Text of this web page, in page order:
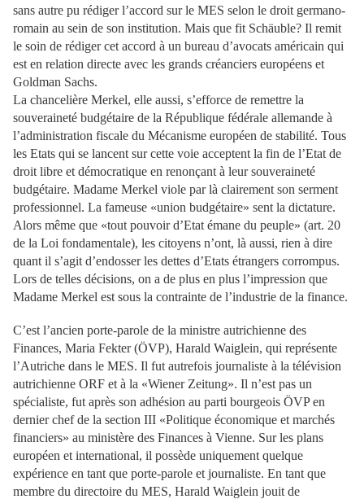
sans autre pu rédiger l’accord sur le MES selon le droit germano-
romain au sein de son institution. Mais que fit Schäuble? Il remit
le soin de rédiger cet accord à un bureau d’avocats américain qui
est en relation directe avec les grands créanciers européens et
Goldman Sachs.
La chancelière Merkel, elle aussi, s’efforce de remettre la
souveraineté budgétaire de la République fédérale allemande à
l’administration fiscale du Mécanisme européen de stabilité. Tous
les Etats qui se lancent sur cette voie acceptent la fin de l’Etat de
droit libre et démocratique en renonçant à leur souveraineté
budgétaire. Madame Merkel viole par là clairement son serment
professionnel. La fameuse «union budgétaire» sent la dictature.
Alors même que «tout pouvoir d’Etat émane du peuple» (art. 20
de la Loi fondamentale), les citoyens n’ont, là aussi, rien à dire
quant il s’agit d’endosser les dettes d’Etats étrangers corrompus.
Lors de telles décisions, on a de plus en plus l’impression que
Madame Merkel est sous la contrainte de l’industrie de la finance.
C’est l’ancien porte-parole de la ministre autrichienne des
Finances, Maria Fekter (ÖVP), Harald Waiglein, qui représente
l’Autriche dans le MES. Il fut autrefois journaliste à la télévision
autrichienne ORF et à la «Wiener Zeitung». Il n’est pas un
spécialiste, fut après son adhésion au parti bourgeois ÖVP en
dernier chef de la section III «Politique économique et marchés
financiers» au ministère des Finances à Vienne. Sur les plans
européen et international, il possède uniquement quelque
expérience en tant que porte-parole et journaliste. En tant que
membre du directoire du MES, Harald Waiglein jouit de